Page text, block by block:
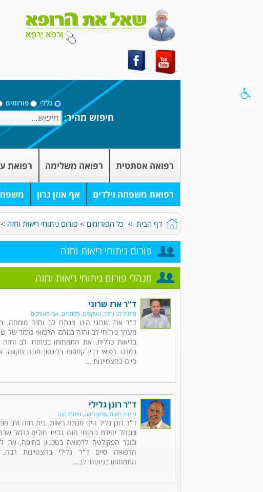
כללי פורומים
חיפוש מהיר:
רפואה אסתטית רפואה משלימה רפואת
רפואת משפחה וילדים אף אוזן גרון
דף הבית > כל הפורומים > פורום ניתוחי ריאות וחזה >
פורום ניתוחי ריאות וחזה
מנהלי פורום ניתוחי ריאות וחזה
ד"ר ארז שרוני
ניתוחי לב וחזה, מעקפים, מסתמים, אבי העורקים
ד"ר ארז שרוני הינו מנתח לב וחזה מומחה,
מערך ניתוחי לב וחזה במרכז הרפואי כרמל של
בריאות כללית. את התמחותו בניתוחי לב וחזה
במרכז רפואי רבין קמפוס בלינסון פתח תקווה,
סיים בהצטיינות ...
ד"ר רונן גלילי
ניתוחי ריאות, סרטן ריאה, ניתוחי חזה
ד"ר רונן גליל הינו מנתח ריאות, בית חזה ולב
ומנהל יחידת ניתוחי חזה בבית חולים כרמל
ובוגר הפקולטה לרפואה בטכניון בחיפה, את
הרפואה סיים ד"ר גלילי בהצטיינות
התמחותו בניתוחי לב...